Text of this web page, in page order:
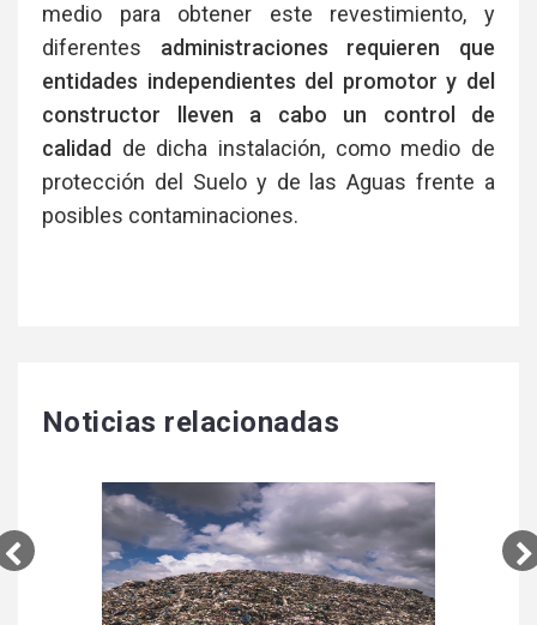
medio para obtener este revestimiento, y
diferentes administraciones requieren que
entidades independientes del promotor y del
constructor lleven a cabo un control de
calidad de dicha instalación, como medio de
protección del Suelo y de las Aguas frente a
posibles contaminaciones.
Noticias relacionadas